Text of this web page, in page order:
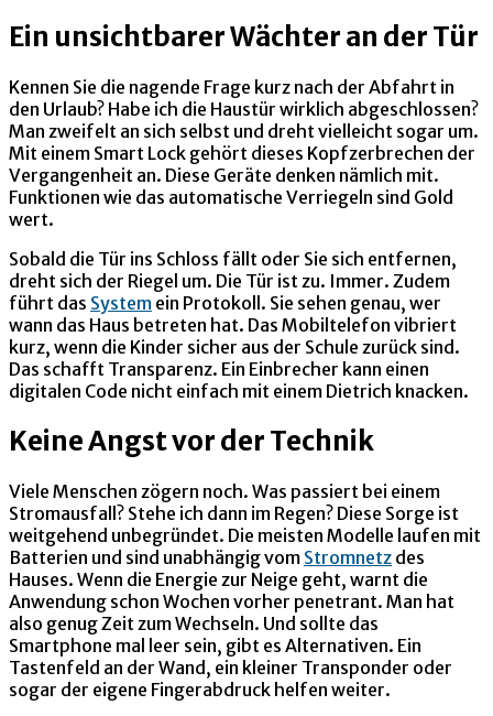
Ein unsichtbarer Wächter an der Tür
Kennen Sie die nagende Frage kurz nach der Abfahrt in
den Urlaub? Habe ich die Haustür wirklich abgeschlossen?
Man zweifelt an sich selbst und dreht vielleicht sogar um.
Mit einem Smart Lock gehört dieses Kopfzerbrechen der
Vergangenheit an. Diese Geräte denken nämlich mit.
Funktionen wie das automatische Verriegeln sind Gold
wert.
Sobald die Tür ins Schloss fällt oder Sie sich entfernen,
dreht sich der Riegel um. Die Tür ist zu. Immer. Zudem
führt das System ein Protokoll. Sie sehen genau, wer
wann das Haus betreten hat. Das Mobiltelefon vibriert
kurz, wenn die Kinder sicher aus der Schule zurück sind.
Das schafft Transparenz. Ein Einbrecher kann einen
digitalen Code nicht einfach mit einem Dietrich knacken.
Keine Angst vor der Technik
Viele Menschen zögern noch. Was passiert bei einem
Stromausfall? Stehe ich dann im Regen? Diese Sorge ist
weitgehend unbegründet. Die meisten Modelle laufen mit
Batterien und sind unabhängig vom Stromnetz des
Hauses. Wenn die Energie zur Neige geht, warnt die
Anwendung schon Wochen vorher penetrant. Man hat
also genug Zeit zum Wechseln. Und sollte das
Smartphone mal leer sein, gibt es Alternativen. Ein
Tastenfeld an der Wand, ein kleiner Transponder oder
sogar der eigene Fingerabdruck helfen weiter.